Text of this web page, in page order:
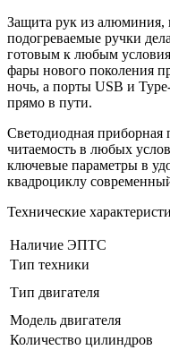
Защита рук из алюминия,
подогреваемые ручки
готовым к любым
фары нового поколения
ночь, а порты USB и
прямо в пути.
Светодиодная приборная
читаемость в любых
ключевые параметры в
квадроциклу
Технические
Наличие ЭПТС
Тип техники
Тип двигателя
Модель двигателя
Количество цилиндров